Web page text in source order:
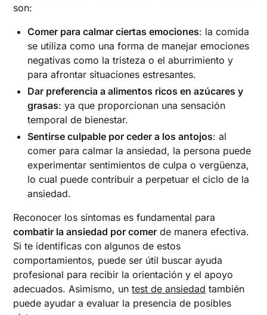
son:
Comer para calmar ciertas emociones: la comida
se utiliza como una forma de manejar emociones
negativas como la tristeza o el aburrimiento y
para afrontar situaciones estresantes.
Dar preferencia a alimentos ricos en azúcares y
grasas: ya que proporcionan una sensación
temporal de bienestar.
Sentirse culpable por ceder a los antojos: al
comer para calmar la ansiedad, la persona puede
experimentar sentimientos de culpa o vergüenza,
lo cual puede contribuir a perpetuar el ciclo de la
ansiedad.
Reconocer los síntomas es fundamental para
combatir la ansiedad por comer de manera efectiva.
Si te identificas con algunos de estos
comportamientos, puede ser útil buscar ayuda
profesional para recibir la orientación y el apoyo
adecuados. Asimismo, untest de ansiedad también
puede ayudar a evaluar la presencia de posibles